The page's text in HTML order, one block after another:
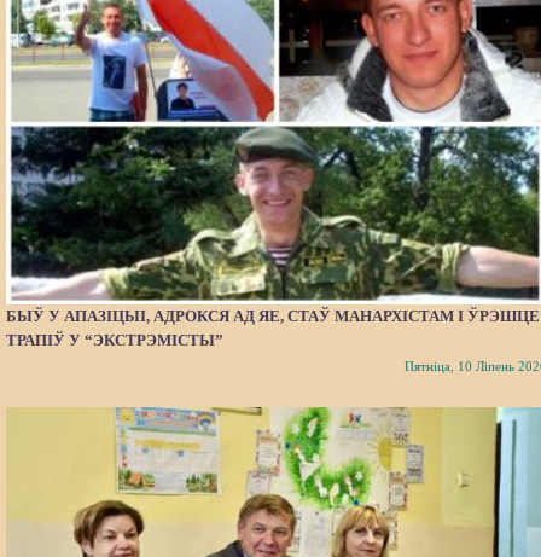
БЫЎ У АПАЗІЦЫІ, АДРОКСЯ АД ЯЕ, СТАЎ МАНАРХІСТАМ І ЎРЭШЦЕ
ТРАПІЎ У “ЭКСТРЭМІСТЫ”
Пятніца, 10 Ліпень